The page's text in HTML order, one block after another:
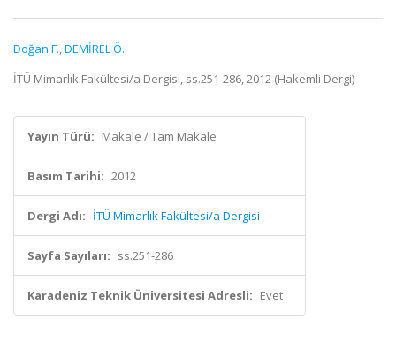
Doğan F.,DEMİREL Ö.
İTÜ Mimarlık Fakültesi/a Dergisi, ss.251-286, 2012 (Hakemli Dergi)
Yayın Türü: Makale / Tam Makale
Basım Tarihi: 2012
Dergi Adı: İTÜ Mimarlık Fakültesi/a Dergisi
Sayfa Sayıları: ss.251-286
Karadeniz Teknik Üniversitesi Adresli: Evet